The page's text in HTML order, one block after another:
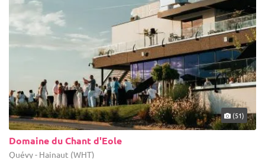
(51)
Domaine du Chant d'Eole
Quévy - Hainaut (WHT)